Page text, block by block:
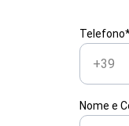
Nome e